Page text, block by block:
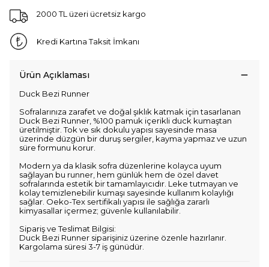
2000 TL üzeri ücretsiz kargo
Kredi Kartına Taksit İmkanı
Ürün Açıklaması
Duck Bezi Runner
Sofralarınıza zarafet ve doğal şıklık katmak için tasarlanan
Duck Bezi Runner, %100 pamuk içerikli duck kumaştan
üretilmiştir. Tok ve sık dokulu yapısı sayesinde masa
üzerinde düzgün bir duruş sergiler, kayma yapmaz ve uzun
süre formunu korur.
Modern ya da klasik sofra düzenlerine kolayca uyum
sağlayan bu runner, hem günlük hem de özel davet
sofralarında estetik bir tamamlayıcıdır. Leke tutmayan ve
kolay temizlenebilir kumaşı sayesinde kullanım kolaylığı
sağlar. Oeko-Tex sertifikalı yapısı ile sağlığa zararlı
kimyasallar içermez; güvenle kullanılabilir.
Sipariş ve Teslimat Bilgisi:
Duck Bezi Runner siparişiniz üzerine özenle hazırlanır.
Kargolama süresi 3-7 iş günüdür.